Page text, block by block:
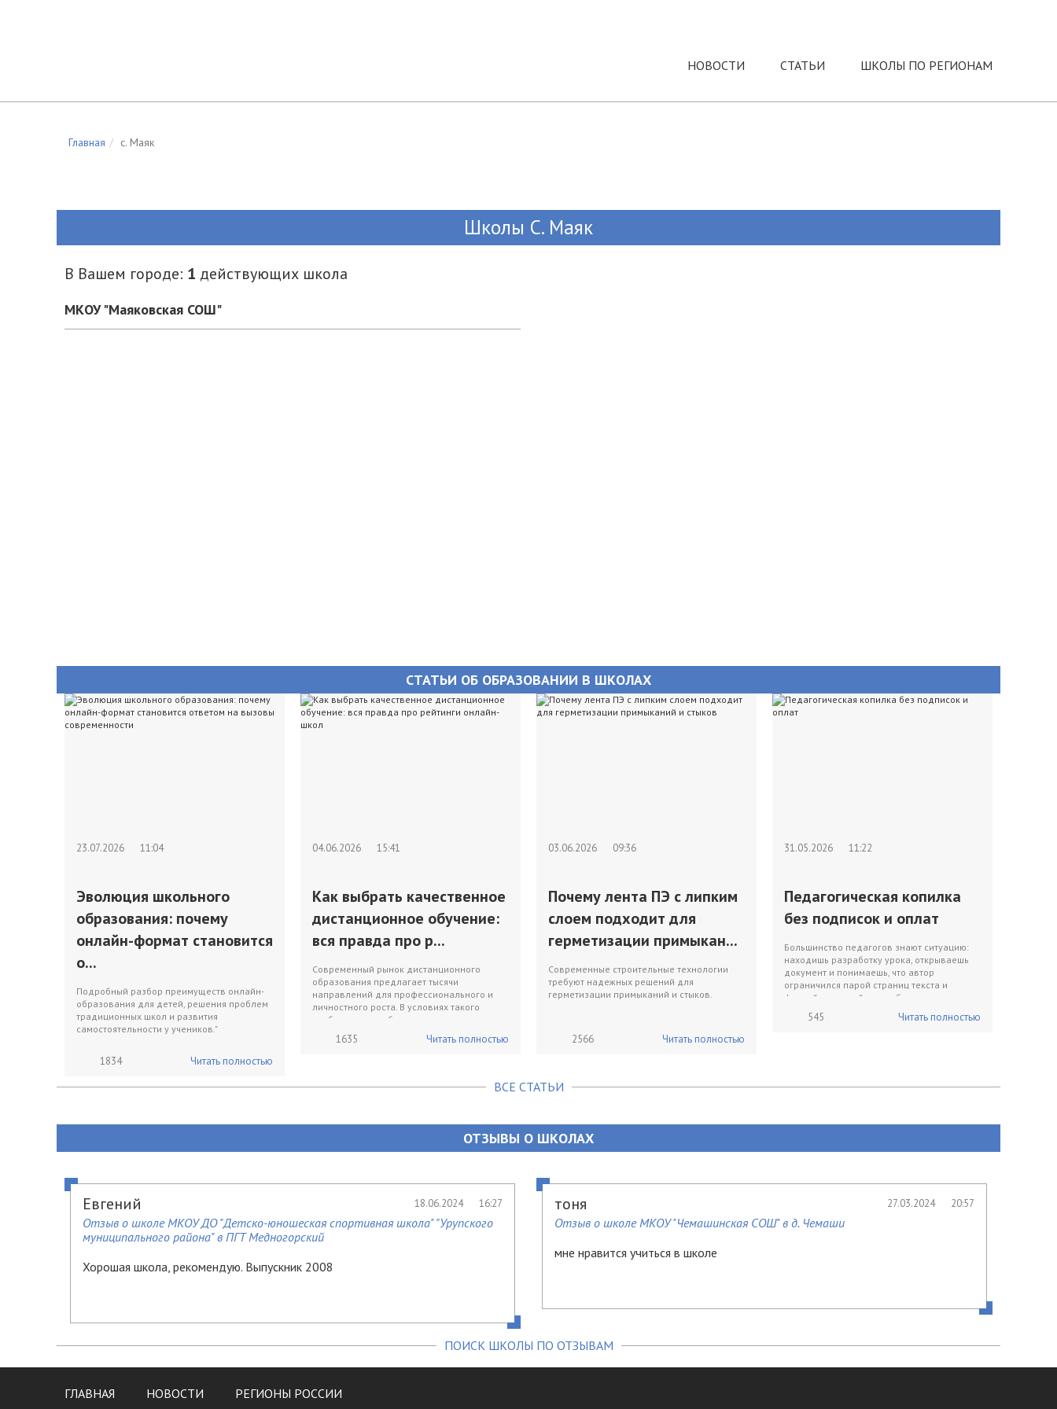
НОВОСТИ СТАТЬИ ШКОЛЫ ПО РЕГИОНАМ
Главная c. Маяк
Школы C. Маяк
В Вашем городе: 1 действующих школа
МКОУ "Маяковская СОШ"
СТАТЬИ ОБ ОБРАЗОВАНИИ В ШКОЛАХ
23.07.2026 11:04
Эволюция школьного
образования: почему
онлайн-формат становится
о...
Подробный разбор преимуществ онлайн-
образования для детей, решения проблем
традиционных школ и развития
самостоятельности у учеников."
1834 Читать полностью
04.06.2026 15:41
Как выбрать качественное
дистанционное обучение:
вся правда про р...
Современный рынок дистанционного
образования предлагает тысячи
направлений для профессионального и
личностного роста. В условиях такого
изобилия перед будущими студе...
1635 Читать полностью
03.06.2026 09:36
Почему лента ПЭ с липким
слоем подходит для
герметизации примыкан...
Современные строительные технологии
требуют надежных решений для
герметизации примыканий и стыков.
2566 Читать полностью
31.05.2026 11:22
Педагогическая копилка
без подписок и оплат
Большинство педагогов знают ситуацию:
находишь разработку урока, открываешь
документ и понимаешь, что автор
ограничился парой страниц текста и
фразой «дальнейшую раб...
545 Читать полностью
ВСЕ СТАТЬИ
ОТЗЫВЫ О ШКОЛАХ
Евгений 18.06.2024 16:27
Отзыв о школе МКОУ ДО "Детско-юношеская спортивная школа" "Урупского
муниципального района" в ПГТ Медногорский
Хорошая школа, рекомендую. Выпускник 2008
тоня 27.03.2024 20:57
Отзыв о школе МКОУ "Чемашинская СОШ" в д. Чемаши
мне нравится учиться в школе
ПОИСК ШКОЛЫ ПО ОТЗЫВАМ
ГЛАВНАЯ НОВОСТИ РЕГИОНЫ РОССИИ